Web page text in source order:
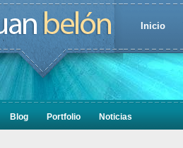
Inicio
Blog Portfolio Noticias